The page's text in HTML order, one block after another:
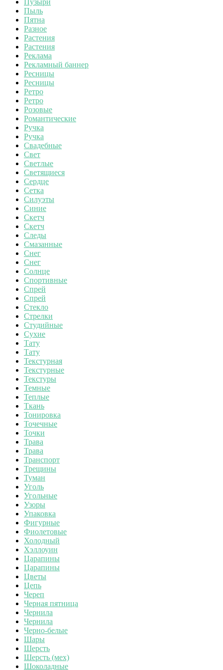
Пыль
Пятна
Разное
Растения
Растения
Реклама
Рекламный баннер
Ресницы
Ресницы
Ретро
Ретро
Розовые
Романтические
Ручка
Ручка
Свадебные
Свет
Светлые
Светящиеся
Сердце
Сетка
Силуэты
Синие
Скетч
Скетч
Следы
Смазанные
Снег
Снег
Солнце
Спортивные
Спрей
Спрей
Стекло
Стрелки
Студийные
Сухие
Тату
Тату
Текстурная
Текстурные
Текстуры
Темные
Теплые
Ткань
Тонировка
Точечные
Точки
Трава
Трава
Транспорт
Трещины
Туман
Уголь
Угольные
Узоры
Упаковка
Фигурные
Фиолетовые
Холодный
Хэллоуин
Царапины
Царапины
Цветы
Цепь
Череп
Черная пятница
Чернила
Чернила
Черно-белые
Шары
Шерсть
Шерсть (мех)
Шоколадные